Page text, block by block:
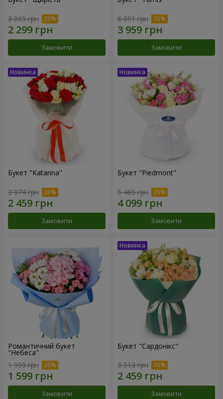
3 065 грн
Замовити
6 091 грн
Замовити
Букет "Katarina"
3 074 грн
Замовити
Букет "Piedmont"
5 465 грн
Замовити
Романтичний букет
"Небеса"
1 999 грн
Замовити
Букет "Сардонікс"
3 513 грн
Замовити